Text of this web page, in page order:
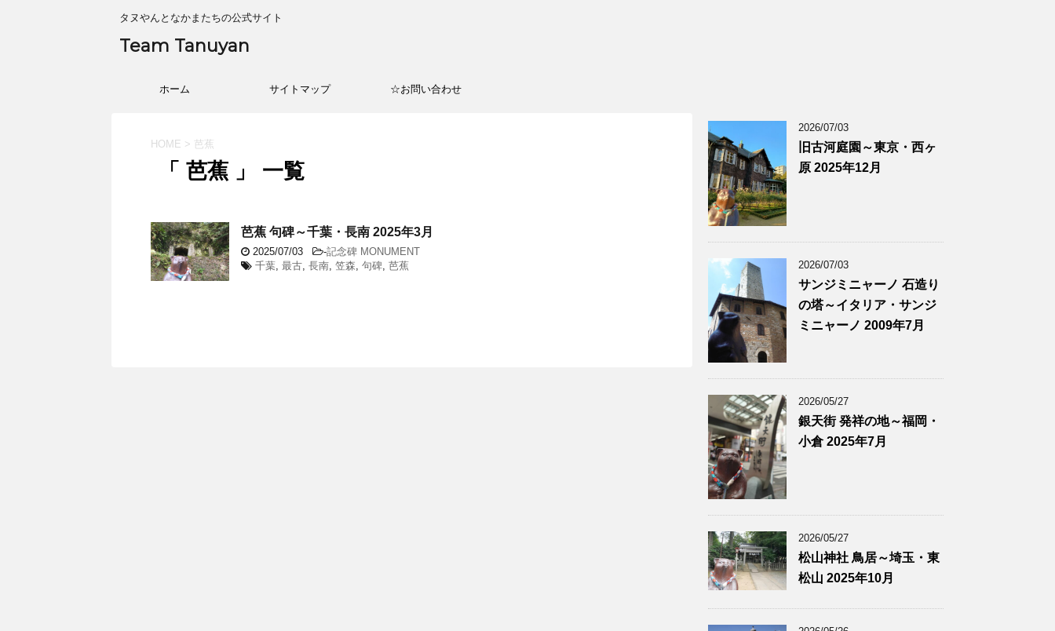
タヌやんとなかまたちの公式サイト
Team Tanuyan
ホーム サイトマップ ☆お問い合わせ
HOME > 芭蕉
「 芭蕉 」 一覧
芭蕉 句碑～千葉・長南 2025年3月
2025/07/03 -記念碑 MONUMENT
千葉, 最古, 長南, 笠森, 句碑, 芭蕉
2026/07/03
旧古河庭園～東京・西ヶ
原 2025年12月
2026/07/03
サンジミニャーノ 石造り
の塔～イタリア・サンジ
ミニャーノ 2009年7月
2026/05/27
銀天街 発祥の地～福岡・
小倉 2025年7月
2026/05/27
松山神社 鳥居～埼玉・東
松山 2025年10月